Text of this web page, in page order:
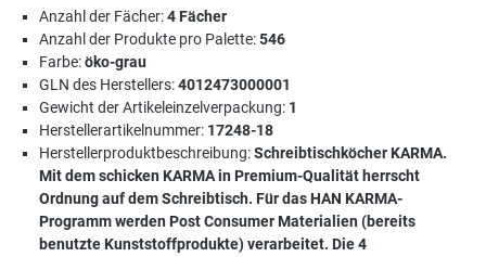
Anzahl der Fächer:4 Fächer
Anzahl der Produkte pro Palette:546
Farbe:öko-grau
GLN des Herstellers:4012473000001
Gewicht der Artikeleinzelverpackung: 1
Herstellerartikelnummer: 17248-18
Herstellerproduktbeschreibung:Schreibtischköcher KARMA.
Mit dem schicken KARMA in Premium-Qualität herrscht
Ordnung auf dem Schreibtisch. Für das HAN KARMA-
Programm werden Post Consumer Materialien (bereits
benutzte Kunststoffprodukte) verarbeitet. Die 4